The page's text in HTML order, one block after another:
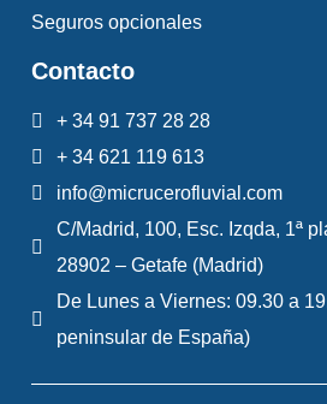
Seguros opcionales
Contacto
+ 34 91 737 28 28
+ 34 621 119 613
info@micrucerofluvial.com
C/Madrid, 100, Esc. Izqda, 1ª
28902 – Getafe (Madrid)
De Lunes a Viernes: 09.30 a
peninsular de España)